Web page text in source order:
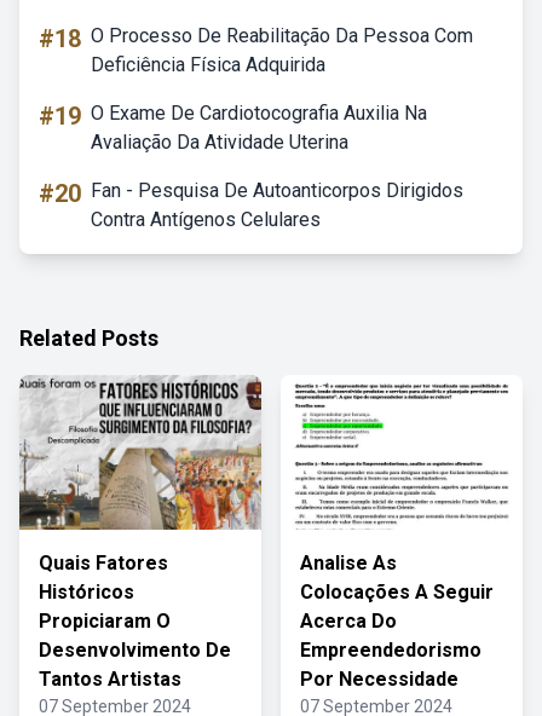
#18 O Processo De Reabilitação Da Pessoa Com
Deficiência Física Adquirida
#19 O Exame De Cardiotocografia Auxilia Na
Avaliação Da Atividade Uterina
#20 Fan - Pesquisa De Autoanticorpos Dirigidos
Contra Antígenos Celulares
Related Posts
Quais Fatores
Históricos
Propiciaram O
Desenvolvimento De
Tantos Artistas
07 September 2024
Analise As
Colocações A Seguir
Acerca Do
Empreendedorismo
Por Necessidade
07 September 2024